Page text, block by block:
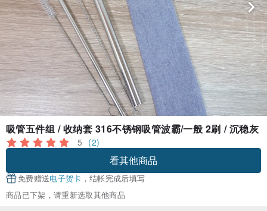
吸管五件组 / 收纳套 316不锈钢吸管波霸/一般 2刷 / 沉稳灰
5 (2)
看其他商品
免费赠送电子贺卡 ，结帐完成后填写
商品已下架，请重新选取其他商品